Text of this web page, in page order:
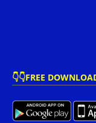
👇👇FREE